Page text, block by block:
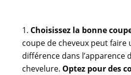
Choisissez la bonne
coupe de cheveux peut faire
différence dans l’apparence
chevelure. Optez pour des